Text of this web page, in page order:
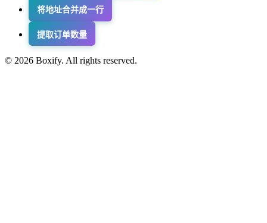
将地址合并成一行
提取订单数量
© 2026 Boxify. All rights reserved.